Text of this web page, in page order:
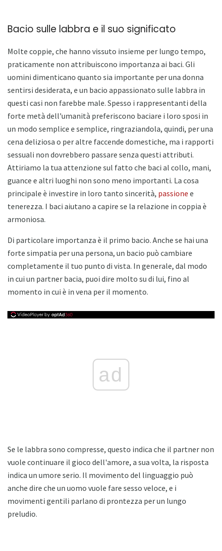
Bacio sulle labbra e il suo significato
Molte coppie, che hanno vissuto insieme per lungo tempo,
praticamente non attribuiscono importanza ai baci. Gli
uomini dimenticano quanto sia importante per una donna
sentirsi desiderata, e un bacio appassionato sulle labbra in
questi casi non farebbe male. Spesso i rappresentanti della
forte metà dell'umanità preferiscono baciare i loro sposi in
un modo semplice e semplice, ringraziandola, quindi, per una
cena deliziosa o per altre faccende domestiche, ma i rapporti
sessuali non dovrebbero passare senza questi attributi.
Attiriamo la tua attenzione sul fatto che baci al collo, mani,
guance e altri luoghi non sono meno importanti. La cosa
principale è investire in loro tanto sincerità, passione e
tenerezza. I baci aiutano a capire se la relazione in coppia è
armoniosa.
Di particolare importanza è il primo bacio. Anche se hai una
forte simpatia per una persona, un bacio può cambiare
completamente il tuo punto di vista. In generale, dal modo
in cui un partner bacia, puoi dire molto su di lui, fino al
momento in cui è in vena per il momento.
ad
Se le labbra sono compresse, questo indica che il partner non
vuole continuare il gioco dell'amore, a sua volta, la risposta
indica un umore serio. Il movimento del linguaggio può
anche dire che un uomo vuole fare sesso veloce, e i
movimenti gentili parlano di prontezza per un lungo
preludio.